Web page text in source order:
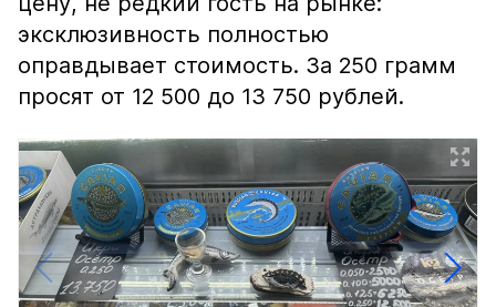
эксклюзивность полностью
оправдывает стоимость. За 250 грамм
просят от 12 500 до 13 750 рублей.